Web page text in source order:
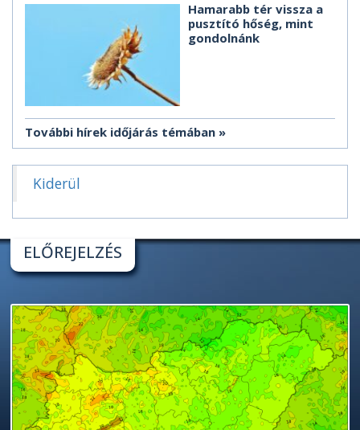
Hamarabb tér vissza a
pusztító hőség, mint
gondolnánk
További hírek időjárás témában
Kiderül
ELŐREJELZÉS